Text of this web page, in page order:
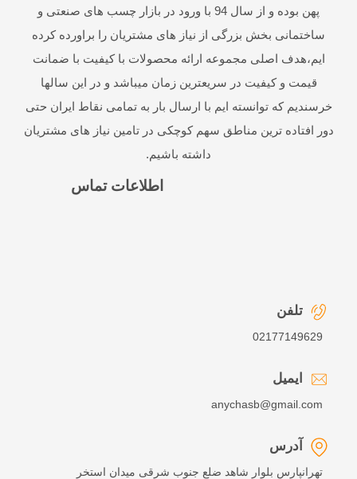
پهن بوده و از سال 94 با ورود در بازار چسب های صنعتی و
ساختمانی بخش بزرگی از نیاز های مشتریان را براورده کرده
ایم،هدف اصلی مجموعه ارائه محصولات با کیفیت با ضمانت
قیمت و کیفیت در سریعترین زمان میباشد و در این سالها
خرسندیم که توانسته ایم با ارسال بار به تمامی نقاط ایران حتی
دور افتاده ترین مناطق سهم کوچکی در تامین نیاز های مشتریان
داشته باشیم.
اطلاعات تماس
تلفن
02177149629
ایمیل
anychasb@gmail.com
آدرس
تهرانپارس بلوار شاهد ضلع جنوب شرقی میدان استخر